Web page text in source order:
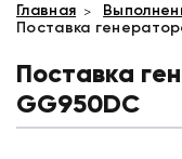
Главная
Поставка
Поставка
GG950DC